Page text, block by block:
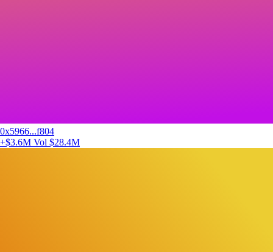
0x5966...f804
+$3.6M Vol $28.4M